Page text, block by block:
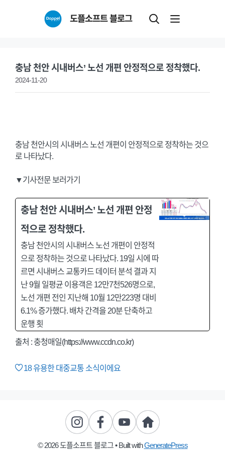
도플소프트 블로그
충남 천안 시내버스’ 노선 개편 안정적으로 정착했다.
2024-11-20
충남 천안시의 시내버스 노선 개편이 안정적으로 정착하는 것으
로 나타났다.
▼기사전문 보러가기
충남 천안 시내버스’ 노선 개편 안정
적으로 정착했다.
충남 천안시의 시내버스 노선 개편이 안정적
으로 정착하는 것으로 나타났다. 19일 시에 따
르면 시내버스 교통카드 데이터 분석 결과 지
난 9월 일평균 이용객은 12만7천526명으로,
노선 개편 전인 지난해 10월 12만223명 대비
6.1% 증가했다. 배차 간격을 20분 단축하고
운행 횟
출처 : 충청매일(https://www.ccdn.co.kr)
18유용한 대중교통 소식이에요
© 2026 도플소프트 블로그• Built withGeneratePress